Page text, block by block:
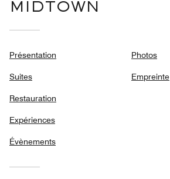
MIDTOWN
Présentation
Suites
Restauration
Expériences
Évènements
Photos
Empreinte